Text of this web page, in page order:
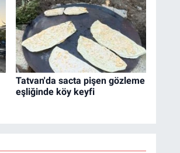
Tatvan'da sacta pişen gözleme
eşliğinde köy keyfi